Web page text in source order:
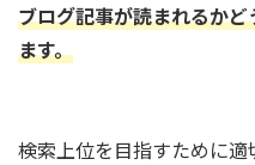
ブログ記事が読まれるか
ます。
検索上位を目指すために